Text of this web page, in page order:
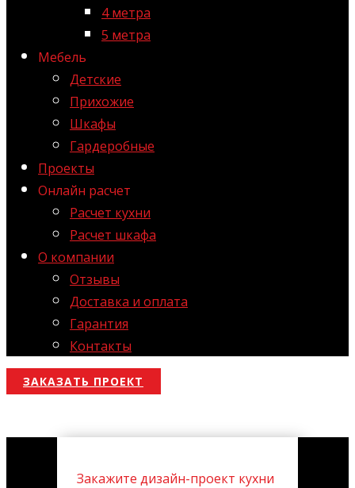
4 метра
5 метра
Мебель
Детские
Прихожие
Шкафы
Гардеробные
Проекты
Онлайн расчет
Расчет кухни
Расчет шкафа
О компании
Отзывы
Доставка и оплата
Гарантия
Контакты
ЗАКАЗАТЬ ПРОЕКТ
Закажите дизайн-проект кухни